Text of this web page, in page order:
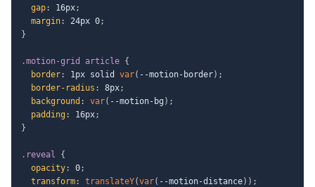
gap: 16px;
margin: 24px 0;
}
.motion-grid article {
border: 1px solid var( --motion-border) ;
border-radius : 8px;
background : var( --motion-bg ) ;
padding: 16px;
}
.reveal
{
opacity: 0;
transform: translateY(var( --motion-distance) ) ;